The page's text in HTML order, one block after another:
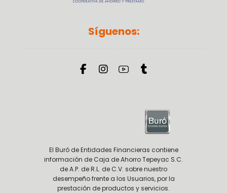
Síguenos:
El Buró de Entidades Financieras contiene
información de Caja de Ahorro Tepeyac S.C.
de A.P. de R.L. de C.V. sobre nuestro
desempeño frente a los Usuarios, por la
prestación de productos y servicios.